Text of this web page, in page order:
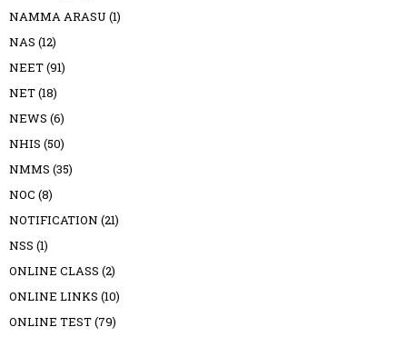
NAMMA ARASU (1)
NAS (12)
NEET(91)
NET(18)
NEWS (6)
NHIS (50)
NMMS (35)
NOC (8)
NOTIFICATION (21)
NSS (1)
ONLINE CLASS (2)
ONLINE LINKS (10)
ONLINE TEST(79)